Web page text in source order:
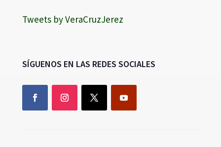
Tweets by VeraCruzJerez
SÍGUENOS EN LAS REDES SOCIALES